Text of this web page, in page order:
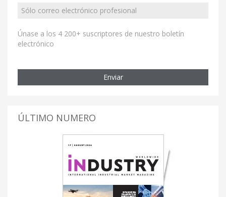
Únase a los 4 200+ suscriptores de nuestro boletín
electrónico
Enviar
ÚLTIMO NUMERO